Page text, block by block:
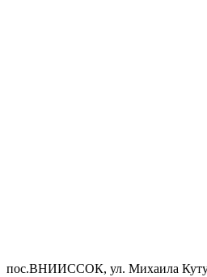
пос.ВНИИССОК, ул. Михаила